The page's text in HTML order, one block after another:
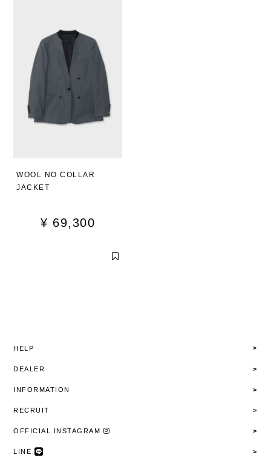
WOOL NO COLLAR
JACKET
¥ 69,300
HELP
DEALER
INFORMATION
RECRUIT
OFFICIAL INSTAGRAM
LINE